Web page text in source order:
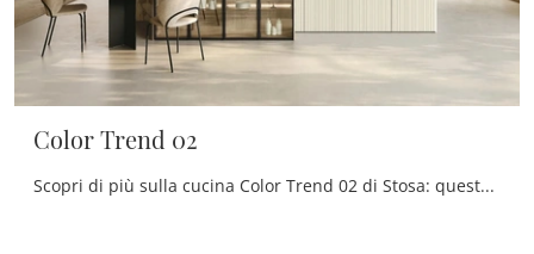
Color Trend 02
Scopri di più sulla cucina Color Trend 02 di Stosa: questa soluzione in laccato opaco sarà l'acquisto ideale per te!